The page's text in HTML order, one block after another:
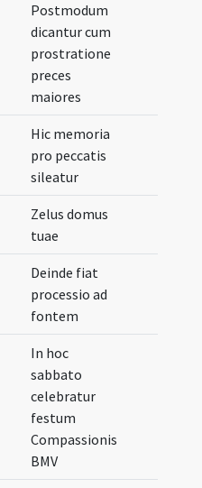
Postmodum
dicantur cum
prostratione
preces
maiores
Hic memoria
pro peccatis
sileatur
Zelus domus
tuae
Deinde fiat
processio ad
fontem
In hoc
sabbato
celebratur
festum
Compassionis
BMV